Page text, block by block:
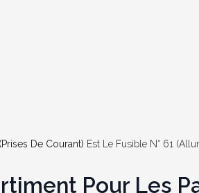
De Courant) Est Le Fusible N° 61
Pour Les